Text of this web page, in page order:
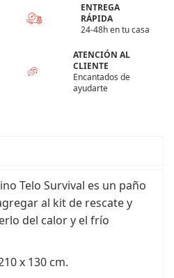
ENTREGA
RÁPIDA
24-48h en tu casa
ATENCIÓN AL
CLIENTE
Encantados de
ayudarte
Telo Survival es un paño
al kit de rescate y
del calor y el frío
x 130 cm.